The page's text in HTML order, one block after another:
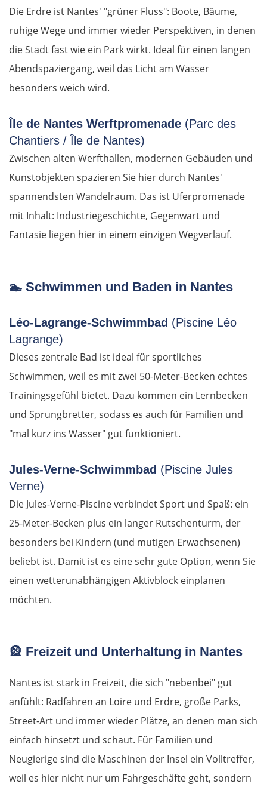
Die Erdre ist Nantes' "grüner Fluss": Boote, Bäume,
ruhige Wege und immer wieder Perspektiven, in denen
die Stadt fast wie ein Park wirkt. Ideal für einen langen
Abendspaziergang, weil das Licht am Wasser
besonders weich wird.
Île de Nantes Werftpromenade (Parc des
Chantiers / Île de Nantes)
Zwischen alten Werfthallen, modernen Gebäuden und
Kunstobjekten spazieren Sie hier durch Nantes'
spannendsten Wandelraum. Das ist Uferpromenade
mit Inhalt: Industriegeschichte, Gegenwart und
Fantasie liegen hier in einem einzigen Wegverlauf.
🏊 Schwimmen und Baden in Nantes
Léo-Lagrange-Schwimmbad (Piscine Léo
Lagrange)
Dieses zentrale Bad ist ideal für sportliches
Schwimmen, weil es mit zwei 50-Meter-Becken echtes
Trainingsgefühl bietet. Dazu kommen ein Lernbecken
und Sprungbretter, sodass es auch für Familien und
"mal kurz ins Wasser" gut funktioniert.
Jules-Verne-Schwimmbad (Piscine Jules
Verne)
Die Jules-Verne-Piscine verbindet Sport und Spaß: ein
25-Meter-Becken plus ein langer Rutschenturm, der
besonders bei Kindern (und mutigen Erwachsenen)
beliebt ist. Damit ist es eine sehr gute Option, wenn Sie
einen wetterunabhängigen Aktivblock einplanen
möchten.
🎡 Freizeit und Unterhaltung in Nantes
Nantes ist stark in Freizeit, die sich "nebenbei" gut
anfühlt: Radfahren an Loire und Erdre, große Parks,
Street-Art und immer wieder Plätze, an denen man sich
einfach hinsetzt und schaut. Für Familien und
Neugierige sind die Maschinen der Insel ein Volltreffer,
weil es hier nicht nur um Fahrgeschäfte geht, sondern
Tiszafüred
Debrecen
Rumänien Ost
Oradea
Cluj-Napoca
Târnăveni
Sibiu
Bulgarien Ost
Ruse
Schumen
Warna
Nessebar
Elchowo
Chaskowo
Xanthi
Kavala